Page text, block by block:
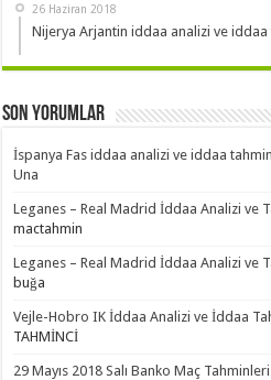
26 Haziran 2018
Nijerya Arjantin iddaa analizi ve iddaa
Son Yorumlar
İspanya Fas iddaa analizi ve iddaa
Una
Leganes – Real Madrid İddaa Analizi ve
mactahmin
Leganes – Real Madrid İddaa Analizi ve
buğa
Vejle-Hobro IK İddaa Analizi ve İddaa
TAHMİNCİ
29 Mayıs 2018 Salı Banko Maç